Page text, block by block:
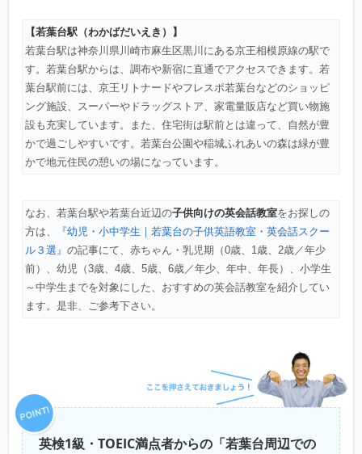
【若葉台駅（わかばだいえき）】
若葉台駅は神奈川県川崎市麻生区黒川にある京王相模原線の駅で
す。若葉台駅からは、調布や新宿に直通でアクセスできます。若
葉台駅前には、京王リトナードやフレスポ若葉台などのショッピ
ング施設、スーパーやドラッグストア、家電量販店など買い物施
設も充実しています。また、住宅街は駅前とは違って、自然が豊
かで過ごしやすいです。若葉台公園や稲城ふれあいの森は緑が豊
かで地元住民の憩いの場になっています。
なお、若葉台駅や若葉台近辺の子供向けの英会話教室をお探しの
方は、
『幼児・小中学生｜若葉台の子供英語教室・英会話スクー
ル３選』 の記事にて、赤ちゃん・乳児期（0歳、1歳、2歳／年少
前）、幼児（3歳、4歳、5歳、6歳／年少、年中、年長）、小学生
～中学生までを対象にした、おすすめの英会話教室を紹介してい
ます。是非、ご参考下さい。
英検1級・TOEIC満点者からの「若葉台周辺での